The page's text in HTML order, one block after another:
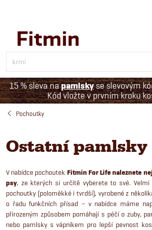
15 % sleva napamlskyse slevovým
Kód vložte v prvním kroku
Pochoutky
Ostatní pamlsky
V nabídce pochoutek Fitmin For Life naleznete
psy, ze kterých si určitě vyberete to své. Velmi
pochoutky (poloměkké i tvrdší), vyrobené z
o řadu funkčních přísad – v nabídce máme
přirozeným způsobem pomáhají s péčí o zuby,
nebo pamlsky s vápníkem pro lepší pevnost